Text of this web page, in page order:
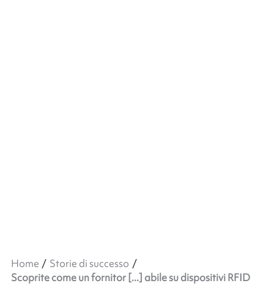
Home
Storie di successo
Scoprite come un fornitor [...] abile su dispositivi RFID